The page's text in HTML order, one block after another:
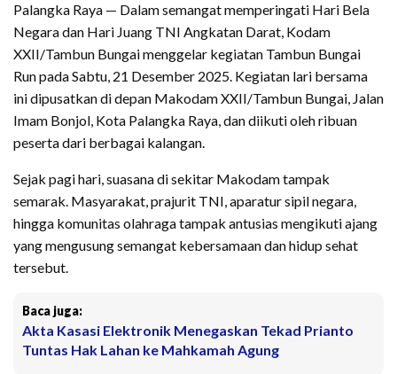
Palangka Raya — Dalam semangat memperingati Hari Bela
Negara dan Hari Juang TNI Angkatan Darat, Kodam
XXII/Tambun Bungai menggelar kegiatan Tambun Bungai
Run pada Sabtu, 21 Desember 2025. Kegiatan lari bersama
ini dipusatkan di depan Makodam XXII/Tambun Bungai, Jalan
Imam Bonjol, Kota Palangka Raya, dan diikuti oleh ribuan
peserta dari berbagai kalangan.
Sejak pagi hari, suasana di sekitar Makodam tampak
semarak. Masyarakat, prajurit TNI, aparatur sipil negara,
hingga komunitas olahraga tampak antusias mengikuti ajang
yang mengusung semangat kebersamaan dan hidup sehat
tersebut.
Baca juga:
Akta Kasasi Elektronik Menegaskan Tekad Prianto
Tuntas Hak Lahan ke Mahkamah Agung